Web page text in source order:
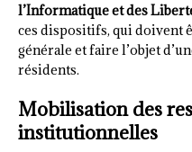
l’Informatique et des
ces dispositifs, qui doivent
générale et faire l’objet
résidents.
Mobilisation des
institutionnelles